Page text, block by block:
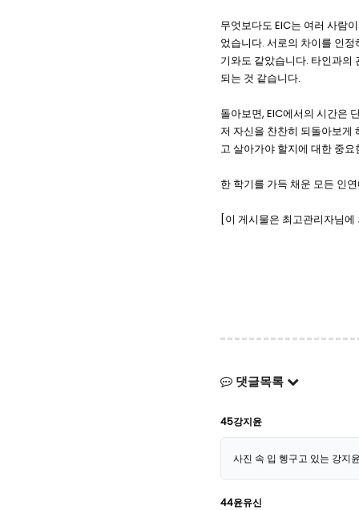
무엇보다도 EIC는 여러 사람
었습니다. 서로의 차이를 인
기와도 같았습니다. 타인과의
되는 것 같습니다.
돌아보면, EIC에서의 시간은
저 자신을 찬찬히 되돌아보게
고 살아가야 할지에 대한 중
한 학기를 가득 채운 모든 인
[이 게시물은 최고관리자님
댓글목록
45강지윤
사진 속 입 헹구고 있는 강지
44윤유신